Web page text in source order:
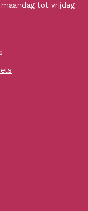
tot vrijdag